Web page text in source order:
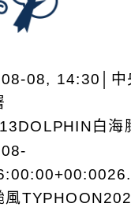
08, 14:30│中
白海
風